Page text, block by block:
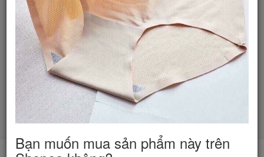
Bạn muốn mua sản phẩm này trên